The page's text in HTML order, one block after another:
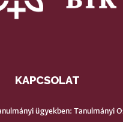
KAPCSOLAT
ügyekben: Tanulmányi